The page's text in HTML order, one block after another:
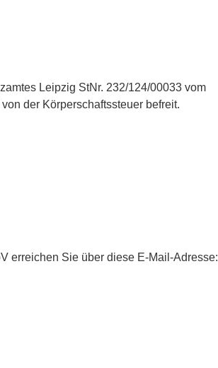
Leipzig StNr. 232/124/00033 vom
der Körperschaftssteuer befreit.
erreichen Sie über diese E-Mail-Adresse: